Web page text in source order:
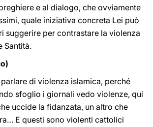
e al dialogo, che ovviamente
quale iniziativa concreta Lei può
suggerire per contrastare la violenza
Santità.
di violenza islamica, perché
sfoglio i giornali vedo violenze, qui
uccide la fidanzata, un altro che
E questi sono violenti cattolici